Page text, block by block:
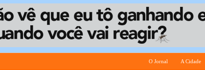
O Jornal A Cidade